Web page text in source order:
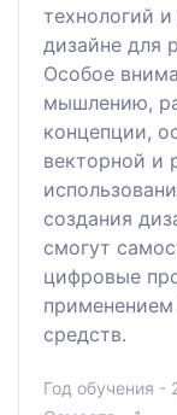
технологий
дизайне для
Особое
мышлению,
концепции,
векторной и
создания
смогут
цифровые
средств.
Год обучения -